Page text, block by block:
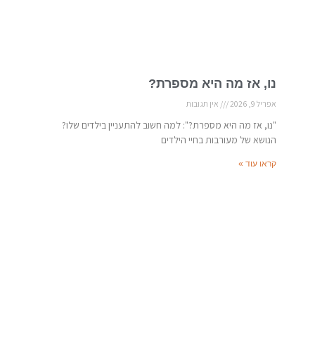
נו, אז מה היא מספרת?
אפריל 9, 2026 אין תגובות
"נו, אז מה היא מספרת?": למה חשוב להתעניין בילדים שלו?
הנושא של מעורבות בחיי הילדים
קראו עוד »